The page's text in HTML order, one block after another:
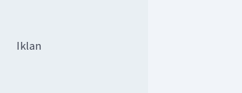
Iklan